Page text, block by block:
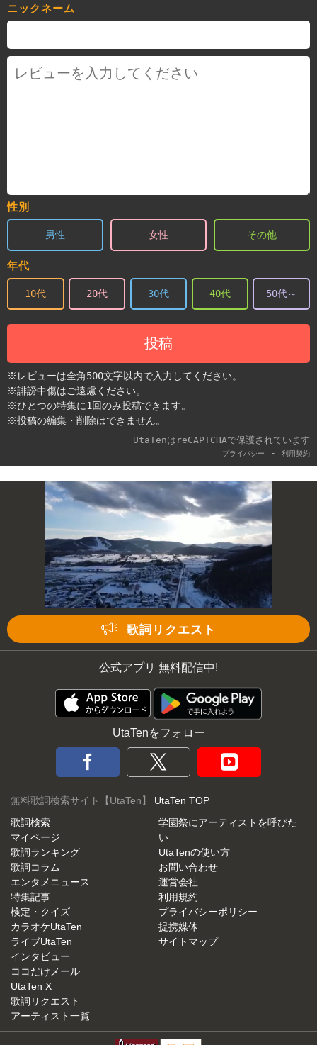
ニックネーム
性別
男性 女性 その他
年代
10代 20代 30代 40代 50代～
投稿
※レビューは全角500文字以内で入力してください。
※誹謗中傷はご遠慮ください。
※ひとつの特集に1回のみ投稿できます。
※投稿の編集・削除はできません。
UtaTenはreCAPTCHAで保護されています
プライバシー - 利用契約
歌詞リクエスト
公式アプリ 無料配信中!
UtaTenをフォロー
無料歌詞検索サイト【UtaTen】 UtaTen TOP
歌詞検索
マイページ
歌詞ランキング
歌詞コラム
エンタメニュース
特集記事
検定・クイズ
カラオケUtaTen
ライブUtaTen
インタビュー
ココだけメール
UtaTen X
歌詞リクエスト
アーティスト一覧
学園祭にアーティストを呼びた
い
UtaTenの使い方
お問い合わせ
運営会社
利用規約
プライバシーポリシー
提携媒体
サイトマップ